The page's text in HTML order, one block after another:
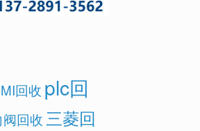
回收 plc回
回收三菱回